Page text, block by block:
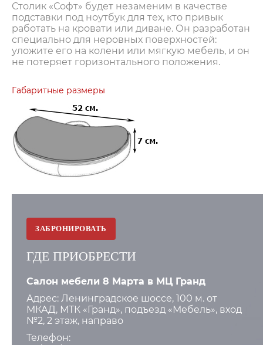
Столик «Софт» будет незаменим в качестве
подставки под ноутбук для тех, кто привык
работать на кровати или диване. Он разработан
специально для неровных поверхностей:
уложите его на колени или мягкую мебель, и он
не потеряет горизонтального положения.
Габаритные размеры
ЗАБРОНИРОВАТЬ
ГДЕ ПРИОБРЕСТИ
Салон мебели 8 Марта в МЦ Гранд
Адрес: Ленинградское шоссе, 100 м. от
МКАД, МТК «Гранд», подъезд «Мебель», вход
№2, 2 этаж, направо
Телефон: